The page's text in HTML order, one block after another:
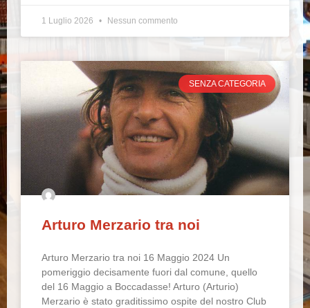
1 Luglio 2026 Nessun commento
SENZA CATEGORIA
Arturo Merzario tra noi
Arturo Merzario tra noi 16 Maggio 2024 Un
pomeriggio decisamente fuori dal comune, quello
del 16 Maggio a Boccadasse! Arturo (Arturio)
Merzario è stato graditissimo ospite del nostro Club